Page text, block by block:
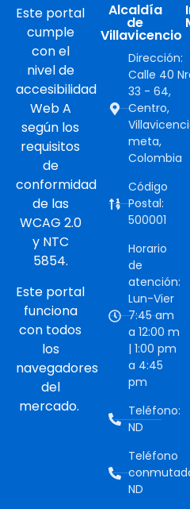
Este portal
cumple
con el
nivel de
accesibilidad
Web A
según los
requisitos
de
conformidad
de las
WCAG 2.0
y NTC
5854.
Este portal
funciona
con todos
los
navegadores
del
mercado.
Alcaldía
de
Villavicencio
Dirección:
Calle 40
33 - 64,
Centro,
meta,
Colombia
Código
Postal:
500001
Horario
de
atención:
Lun-Vier
7:45 am
a 12:00 m
| 1:00 pm
a 4:45
pm
Teléfono:
ND
Teléfono
ND